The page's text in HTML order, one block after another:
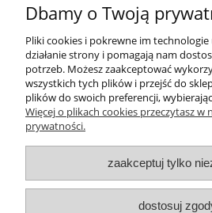
Moje konto
Dbamy o Twoją
Pliki cookies i pokrewne im
działanie strony i pomagają nam
potrzeb. Możesz zaakceptować
wszystkich tych plików i przejść do
plików do swoich preferencji,
Więcej o plikach cookies przeczytasz w
prywatności.
zaakceptuj tylko
dostosuj